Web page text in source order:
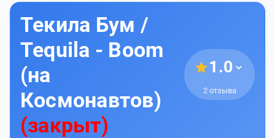
Текила Бум /
Tequila - Boom
(на
Космонавтов)
(закрыт)
1.0
2 отзыва